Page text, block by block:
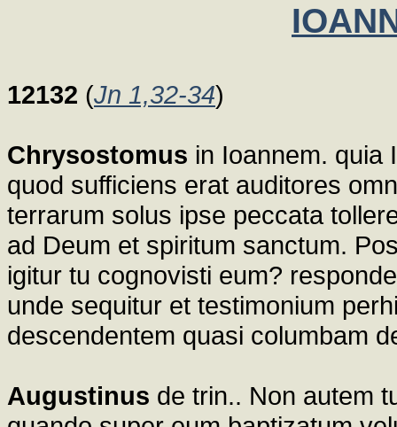
12132 (Jn 1,32-34)
Chrysostomus in Ioannem. quia
quod sufficiens erat auditores
terrarum solus ipse peccata
ad Deum et spiritum sanctum.
igitur tu cognovisti eum?
unde sequitur et testimonium
descendentem quasi columbam
Augustinus de trin.. Non autem